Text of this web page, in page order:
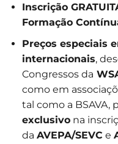
Inscrição
Formação
Preços especiais
internacionais,
Congressos da
como em
tal como a BSAVA,
exclusivona
da AVEPA/SEVC e